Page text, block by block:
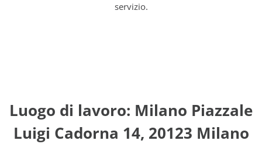
servizio.
Luogo di lavoro: Milano Piazzale
Luigi Cadorna 14, 20123 Milano